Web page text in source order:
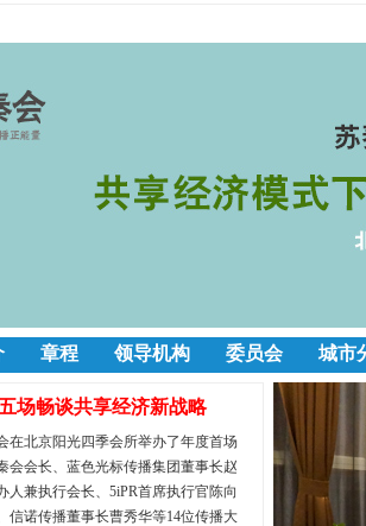
章程 领导机构 委员会 城市
场畅谈共享经济新战略
北京阳光四季会所举办了年度首场
会会长、蓝色光标传播集团董事长赵
人兼执行会长、5iPR首席执行官陈向
信诺传播董事长曹秀华等14位传播大